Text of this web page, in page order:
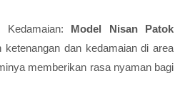
Kedamaian: Model Nisan Patok
dan kedamaian di area
memberikan rasa nyaman bagi